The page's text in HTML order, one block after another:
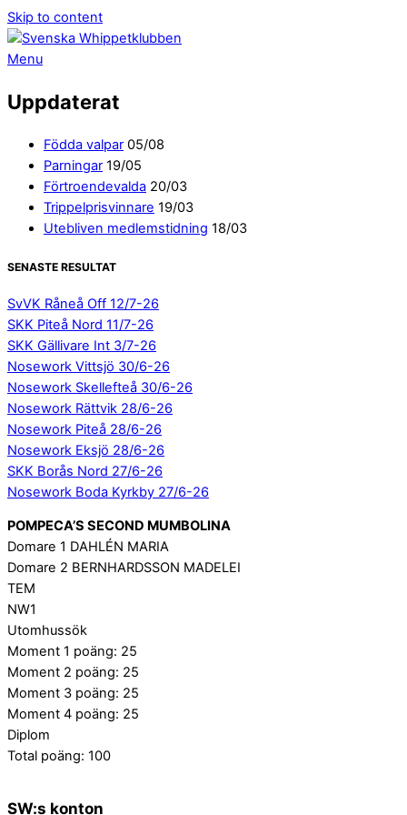
Skip to content
Menu
Uppdaterat
Födda valpar 05/08
Parningar 19/05
Förtroendevalda 20/03
Trippelprisvinnare 19/03
Utebliven medlemstidning 18/03
SENASTE RESULTAT
SvVK Råneå Off 12/7-26
SKK Piteå Nord 11/7-26
SKK Gällivare Int 3/7-26
Nosework Vittsjö 30/6-26
Nosework Skellefteå 30/6-26
Nosework Rättvik 28/6-26
Nosework Piteå 28/6-26
Nosework Eksjö 28/6-26
SKK Borås Nord 27/6-26
Nosework Boda Kyrkby 27/6-26
POMPECA’S SECOND MUMBOLINA
Domare 1 DAHLÉN MARIA
Domare 2 BERNHARDSSON MADELEI
TEM
NW1
Utomhussök
Moment 1 poäng: 25
Moment 2 poäng: 25
Moment 3 poäng: 25
Moment 4 poäng: 25
Diplom
Total poäng: 100
SW:s konton